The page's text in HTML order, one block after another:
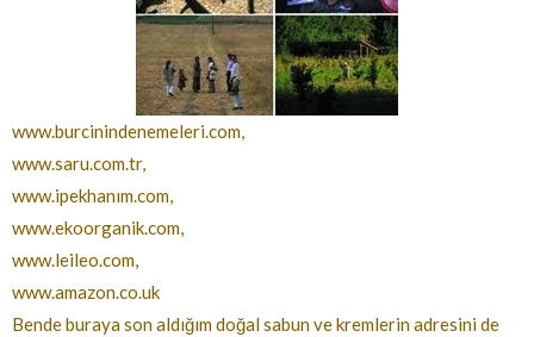
www.burcinindenemeleri.com,
www.saru.com.tr,
www.ipekhanım.com,
www.ekoorganik.com,
www.leileo.com,
www.amazon.co.uk
Bende buraya son aldığım doğal sabun ve kremlerin adresini de